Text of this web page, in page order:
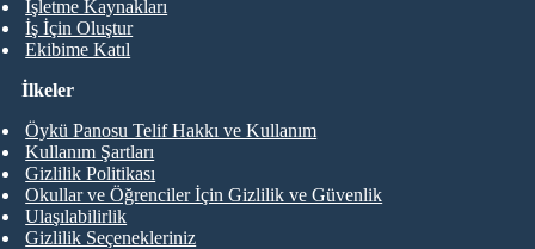
İşletme Kaynakları
İş İçin Oluştur
Ekibime Katıl
İlkeler
Öykü Panosu Telif Hakkı ve Kullanım
Kullanım Şartları
Gizlilik Politikası
Okullar ve Öğrenciler İçin Gizlilik ve Güvenlik
Ulaşılabilirlik
Gizlilik Seçenekleriniz